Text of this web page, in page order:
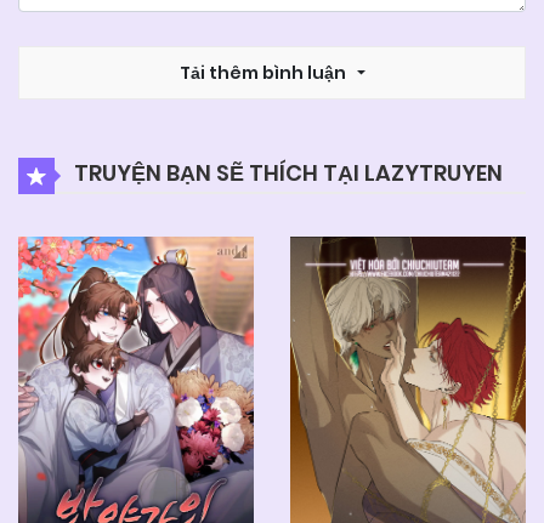
05/06/2025
Chapter 2
Chapter 1 05/06/2025
Tải thêm bình luận
TRUYỆN BẠN SẼ THÍCH TẠI LAZYTRUYEN